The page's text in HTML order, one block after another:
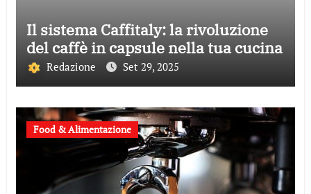
Il sistema Caffitaly: la rivoluzione
del caffè in capsule nella tua cucina
Redazione Set 29, 2025
Food & Alimentazione